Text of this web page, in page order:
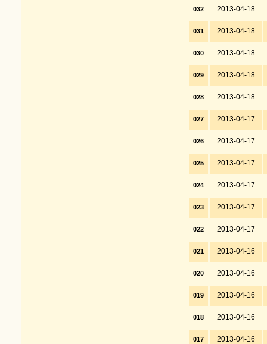
032 2013-04-18
031 2013-04-18
030 2013-04-18
029 2013-04-18
028 2013-04-18
027 2013-04-17
026 2013-04-17
025 2013-04-17
024 2013-04-17
023 2013-04-17
022 2013-04-17
021 2013-04-16
020 2013-04-16
019 2013-04-16
018 2013-04-16
017 2013-04-16